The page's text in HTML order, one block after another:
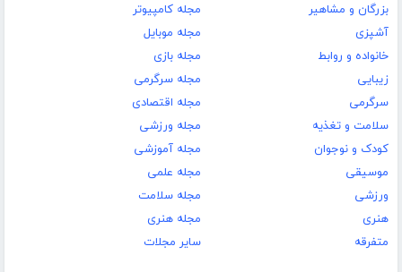
بزرگان و مشاهیر
آشپزی
خانواده و روابط
زیبایی
سرگرمی
سلامت و تغذیه
کودک و نوجوان
موسیقی
ورزشی
هنری
متفرقه
مجله کامپیوتر
مجله موبایل
مجله بازی
مجله سرگرمی
مجله اقتصادی
مجله ورزشی
مجله آموزشی
مجله علمی
مجله سلامت
مجله هنری
سایر مجلات